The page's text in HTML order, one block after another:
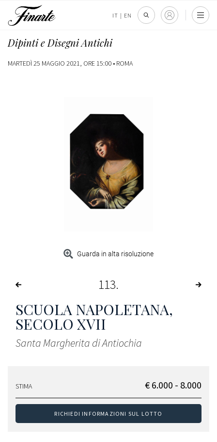
IT | EN
Dipinti e Disegni Antichi
MARTEDÌ 25 MAGGIO 2021, ORE 15:00 • ROMA
Guarda in alta risoluzione
113
SCUOLA NAPOLETANA,
SECOLO XVII
Santa Margherita di Antiochia
STIMA € 6.000 - 8.000
RICHIEDI INFORMAZIONI SUL LOTTO